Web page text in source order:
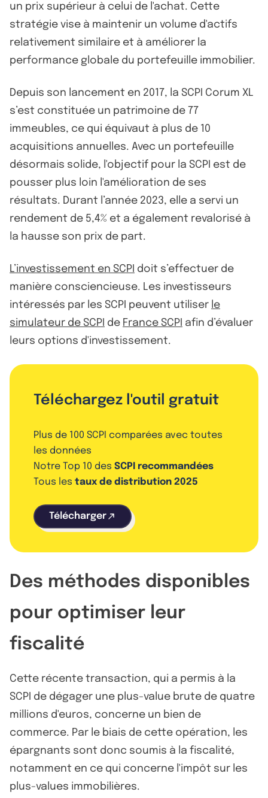
un prix supérieur à celui de l'achat. Cette
stratégie vise à maintenir un volume d'actifs
relativement similaire et à améliorer la
performance globale du portefeuille immobilier.
Depuis son lancement en 2017, la SCPI Corum XL
s’est constituée un patrimoine de 77
immeubles, ce qui équivaut à plus de 10
acquisitions annuelles. Avec un portefeuille
désormais solide, l'objectif pour la SCPI est de
pousser plus loin l'amélioration de ses
résultats. Durant l’année 2023, elle a servi un
rendement de 5,4% et a également revalorisé à
la hausse son prix de part.
L’investissement en SCPI doit s’effectuer de
manière consciencieuse. Les investisseurs
intéressés par les SCPI peuvent utiliser le
simulateur de SCPI de France SCPI afin d’évaluer
leurs options d'investissement.
Téléchargez l'outil gratuit
Plus de 100 SCPI comparées avec toutes
les données
Notre Top 10 des SCPI recommandées
Tous les taux de distribution 2025
Télécharger
Des méthodes disponibles
pour optimiser leur
fiscalité
Cette récente transaction, qui a permis à la
SCPI de dégager une plus-value brute de quatre
millions d'euros, concerne un bien de
commerce. Par le biais de cette opération, les
épargnants sont donc soumis à la fiscalité,
notamment en ce qui concerne l'impôt sur les
plus-values immobilières.